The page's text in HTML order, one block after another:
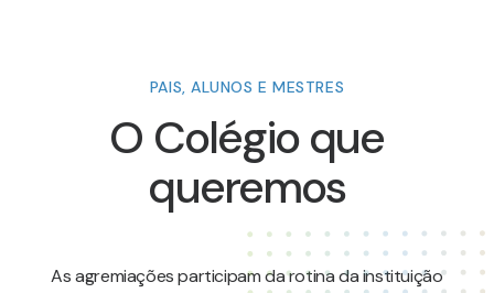
PAIS, ALUNOS E MESTRES
O Colégio que
queremos
As agremiações participam da rotina da instituição